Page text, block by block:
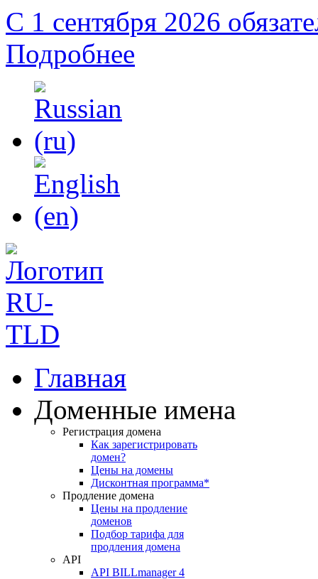
С 1 сентября 2026
Подробнее
Главная
Доменные имена
Регистрация домена
Как зарегистрировать
домен?
Цены на домены
Дисконтная программа*
Продление домена
Цены на продление
доменов
Подбор тарифа для
продления домена
API
API BILLmanager 4